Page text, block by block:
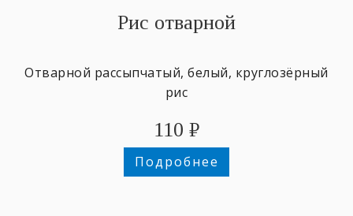
Рис отварной
Отварной рассыпчатый, белый, круглозёрный
рис
110 ₽
Подробнее